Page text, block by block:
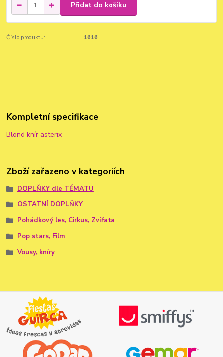
Přidat do košíku
Číslo produktu: 1616
Kompletní specifikace
Blond knír asterix
Zboží zařazeno v kategoriích
DOPLŇKY dle TÉMATU
OSTATNÍ DOPLŇKY
Pohádkový les, Cirkus, Zvířata
Pop stars, Film
Vousy, kníry